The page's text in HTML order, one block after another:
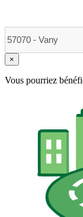
×
Vous pourriez